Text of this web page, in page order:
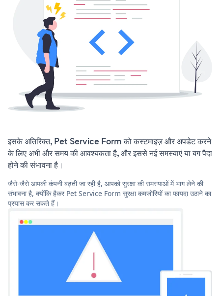
इसके अतिरिक्त, Pet Service Form को कस्टमाइज़ और अपडेट करने
के लिए अभी और समय की आवश्यकता है, और इससे नई समस्याएं या बग पैदा
होने की संभावना है।
जैसे-जैसे आपकी कंपनी बढ़ती जा रही है, आपको सुरक्षा की समस्याओं में भाग लेने की
संभावना है, क्योंकि हैकर Pet Service Form सुरक्षा कमजोरियों का फायदा उठाने का
प्रयास कर सकते हैं।